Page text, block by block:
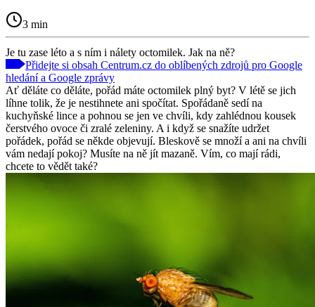
3 min
Je tu zase léto a s ním i nálety octomilek. Jak na ně?
Přidejte si obsah Centrum.cz do oblíbených zdrojů pro Google
hledání a Google zprávy
Ať děláte co děláte, pořád máte octomilek plný byt? V létě se jich
líhne tolik, že je nestihnete ani spočítat. Spořádaně sedí na
kuchyňské lince a pohnou se jen ve chvíli, kdy zahlédnou kousek
čerstvého ovoce či zralé zeleniny. A i když se snažíte udržet
pořádek, pořád se někde objevují. Bleskově se množí a ani na chvíli
vám nedají pokoj? Musíte na ně jít mazaně. Vím, co mají rádi,
chcete to vědět také?